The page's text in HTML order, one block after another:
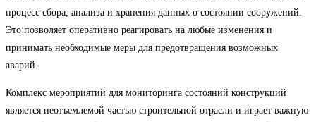
процесс сбора, анализа и хранения данных о состоянии сооружений.
Это позволяет оперативно реагировать на любые изменения и
принимать необходимые меры для предотвращения возможных
аварий.
Комплекс мероприятий для мониторинга состояний конструкций
является неотъемлемой частью строительной отрасли и играет важную